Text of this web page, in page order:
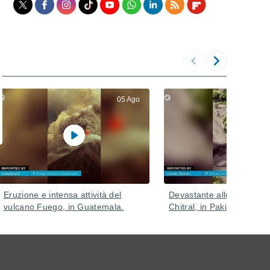
05 Ago
Eruzione e intensa attività del
vulcano Fuego, in Guatemala.
Devastante alluvione di
Chitral, in Pakistan.